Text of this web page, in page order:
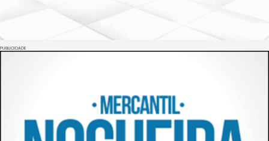
PUBLICIDADE